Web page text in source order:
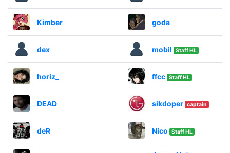
Kimber goda
dex mobil Staff HL
horiz_ ffcc Staff HL
DEAD sikdoper captain
deR Nico Staff HL